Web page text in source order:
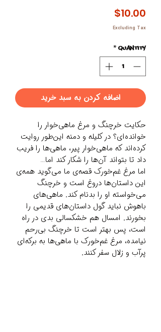
$10.00
Excluding Tax
Quantity
*
اضافه کردن به سبد خرید
حکایت خرچنگ و مرغ ماهی‌خوار را
خوانده‌ای؟ در کلیله و دمنه این‌طور روایت
کرده‌اند که ماهی‌خوار پیر، ماهی‌ها را فریب
داد تا بتواند آن‌ها را شکار کند اما…
اما مرغ غم‌خورک قصه‌ی ما می‌گوید همه‌ی
این داستان‌ها دروغ است و خرچنگ
می‌خواسته او را بدنام کند. ماهی‌های
باهوش نباید گول داستان‌های قدیمی را
بخورند. امسال هم خشکسالی بدی در راه
است، پس بهتر است تا خرچنگ بی‌رحم
نیامده، مرغ غم‌خورک با ماهی‌ها به برکه‌ای
پرآب و زلال سفر کنند.